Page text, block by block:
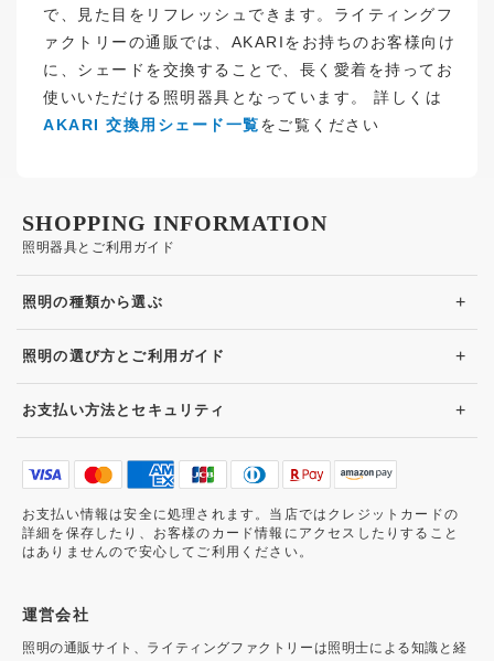
で、見た目をリフレッシュできます。ライティングフ
ァクトリーの通販では、AKARIをお持ちのお客様向け
に、シェードを交換することで、長く愛着を持ってお
使いいただける照明器具となっています。 詳しくは
AKARI 交換用シェード一覧をご覧ください
照明器具とご利用ガイド
SHOPPING INFORMATION
照明の種類から選ぶ +
照明の選び方とご利用ガイド +
お支払い方法とセキュリティ +
お支払い情報は安全に処理されます。当店ではクレジットカードの
詳細を保存したり、お客様のカード情報にアクセスしたりすること
はありませんので安心してご利用ください。
運営会社
照明の通販サイト、ライティングファクトリーは照明士による知識と経